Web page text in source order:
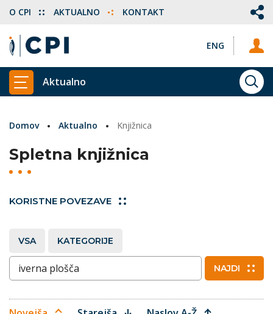
ENG
O CPI AKTUALNO KONTAKT
PRIKAŽI GLAVNI MENI
Aktualno
Domov Aktualno Knjižnica
Spletna knjižnica
KORISTNE POVEZAVE
VSA KATEGORIJE
Vnesite ključne besede NAJDI